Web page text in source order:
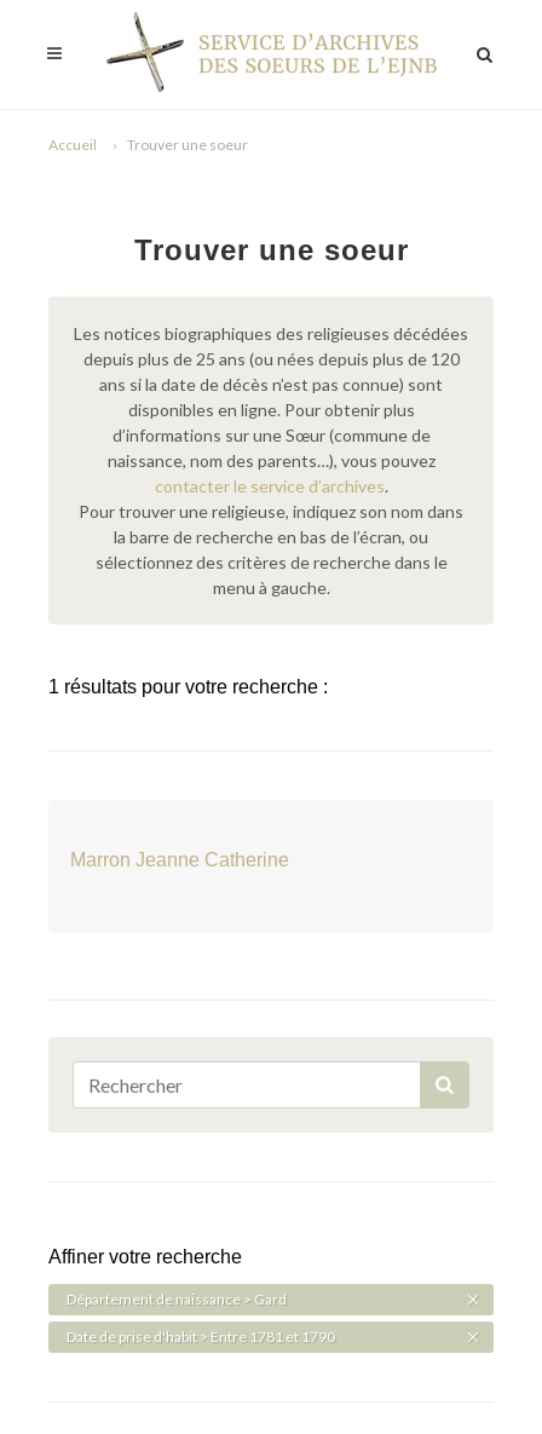
Accueil Trouver une soeur
Trouver une soeur
Les notices biographiques des religieuses décédées
depuis plus de 25 ans (ou nées depuis plus de 120
ans si la date de décès n’est pas connue) sont
disponibles en ligne. Pour obtenir plus
d’informations sur une Sœur (commune de
naissance, nom des parents…), vous pouvez
contacter le service d’archives.
Pour trouver une religieuse, indiquez son nom dans
la barre de recherche en bas de l’écran, ou
sélectionnez des critères de recherche dans le
menu à gauche.
1 résultats pour votre recherche :
Marron Jeanne Catherine
Affiner votre recherche
Département de naissance > Gard
Date de prise d'habit > Entre 1781 et 1790